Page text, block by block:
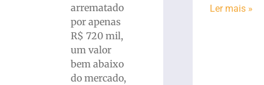
arrematado
por apenas
R$ 720 mil,
um valor
bem abaixo
do mercado,
Ler mais »